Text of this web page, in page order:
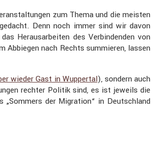
zum Thema und die meisten
Denn noch immer sind wir davon
Heraus­ar­beiten des Verbin­denden von
nach Rechts summieren, lassen
wieder Gast in Wuppertal), sondern auch
rechter Politik sind, es ist jeweils die
der Migra­tion“ in Deutsch­land